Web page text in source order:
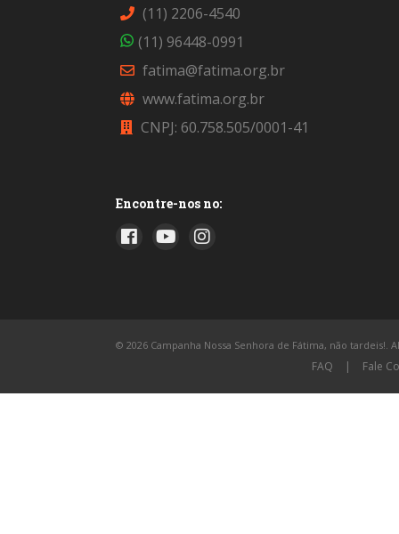
(11) 2206-4540
(11) 96448-0991
fatima@fatima.org.br
www.fatima.org.br
CNPJ: 60.758.505/0001-41
Encontre-nos no:
© 2026 Campanha Nossa Senhora de Fátima, não tardeis!.
FAQ | Fale